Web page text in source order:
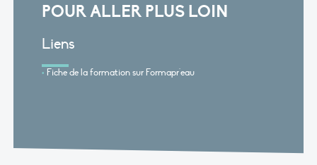
POUR ALLER PLUS LOIN
Liens
Fiche de la formation sur Formapr'eau